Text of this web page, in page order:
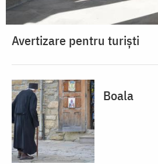
Avertizare pentru turiști
Boala